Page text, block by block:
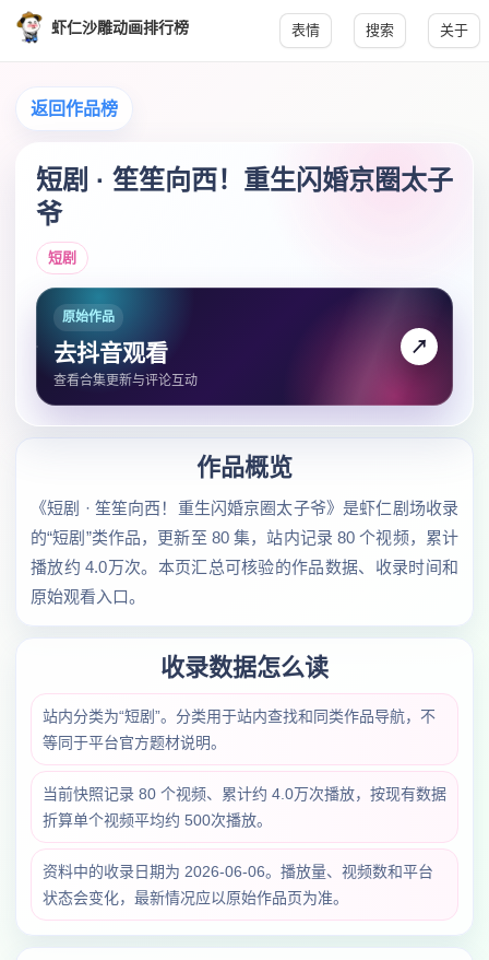
虾仁沙雕动画排行榜 表情 搜索 关于
返回作品榜
短剧 · 笙笙向西！重生闪婚京圈太子
爷
短剧
原始作品
去抖音观看
查看合集更新与评论互动
↗
作品概览
《短剧 · 笙笙向西！重生闪婚京圈太子爷》是虾仁剧场收录
的“短剧”类作品，更新至 80 集，站内记录 80 个视频，累计
播放约 4.0万次。本页汇总可核验的作品数据、收录时间和
原始观看入口。
收录数据怎么读
站内分类为“短剧”。分类用于站内查找和同类作品导航，不
等同于平台官方题材说明。
当前快照记录 80 个视频、累计约 4.0万次播放，按现有数据
折算单个视频平均约 500次播放。
资料中的收录日期为 2026-06-06。播放量、视频数和平台
状态会变化，最新情况应以原始作品页为准。